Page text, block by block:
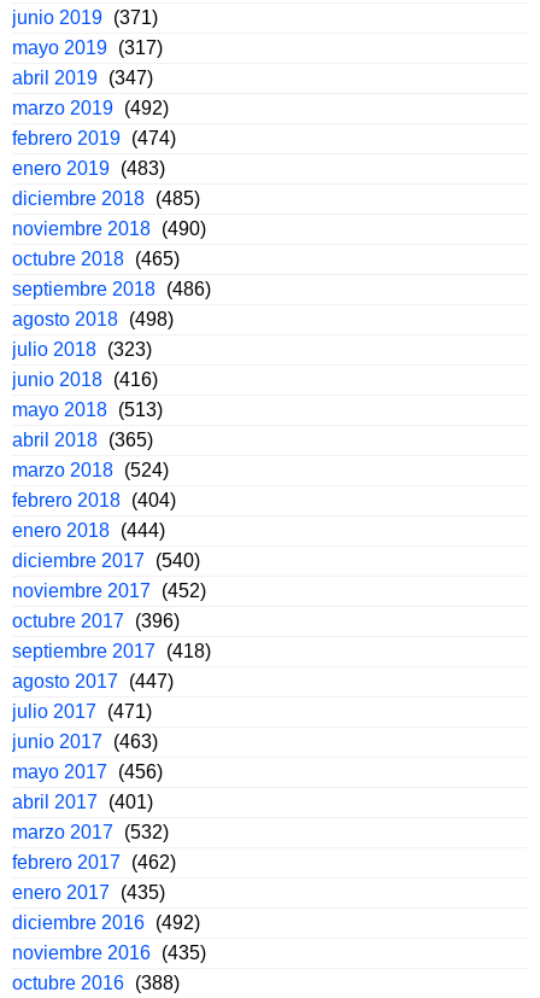
junio 2019 (371)
mayo 2019 (317)
abril 2019 (347)
marzo 2019 (492)
febrero 2019 (474)
enero 2019 (483)
diciembre 2018 (485)
noviembre 2018 (490)
octubre 2018 (465)
septiembre 2018 (486)
agosto 2018 (498)
julio 2018 (323)
junio 2018 (416)
mayo 2018 (513)
abril 2018 (365)
marzo 2018 (524)
febrero 2018 (404)
enero 2018 (444)
diciembre 2017 (540)
noviembre 2017 (452)
octubre 2017 (396)
septiembre 2017 (418)
agosto 2017 (447)
julio 2017 (471)
junio 2017 (463)
mayo 2017 (456)
abril 2017 (401)
marzo 2017 (532)
febrero 2017 (462)
enero 2017 (435)
diciembre 2016 (492)
noviembre 2016 (435)
octubre 2016 (388)